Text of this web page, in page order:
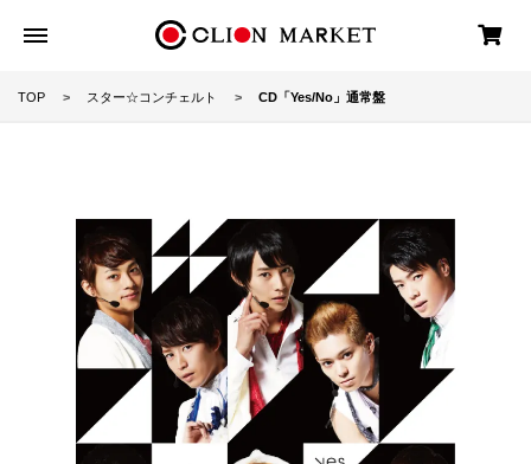
TOP スター☆コンチェルト CD「Yes/No」通常盤